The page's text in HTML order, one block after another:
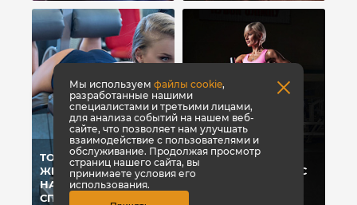
TOP 10 ПРИЧИН ДЛЯ
ЖЕНЩИН, ПОЧЕМУ
НАДО ИДТИ В
СПОРТЗАЛ
ТРЕНИРУЕМ НОГИ С
Мы используемфайлы cookie,
разработанные нашими
специалистами и третьими лицами,
для анализа событий на нашем веб-
сайте, что позволяет нам улучшать
взаимодействие с пользователями и
обслуживание. Продолжая просмотр
страниц нашего сайта, вы
принимаете условия его
использования.